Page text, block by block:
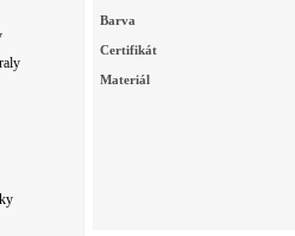
Barva
Certifikát
Materiál